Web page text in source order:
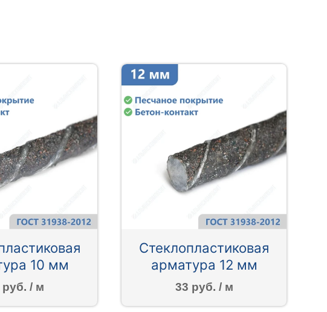
10 мм
руб. / м
Стеклопластиковая
арматура 12 мм
33 руб. / м